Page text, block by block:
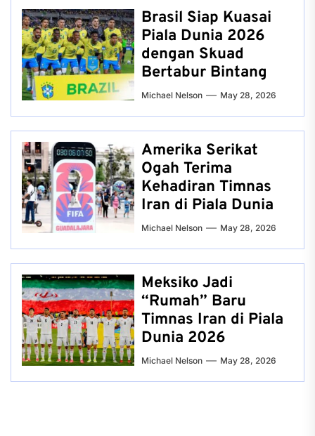
Brasil Siap Kuasai
Piala Dunia 2026
dengan Skuad
Bertabur Bintang
Michael Nelson May 28, 2026
Amerika Serikat
Ogah Terima
Kehadiran Timnas
Iran di Piala Dunia
Michael Nelson May 28, 2026
Meksiko Jadi
“Rumah” Baru
Timnas Iran di Piala
Dunia 2026
Michael Nelson May 28, 2026